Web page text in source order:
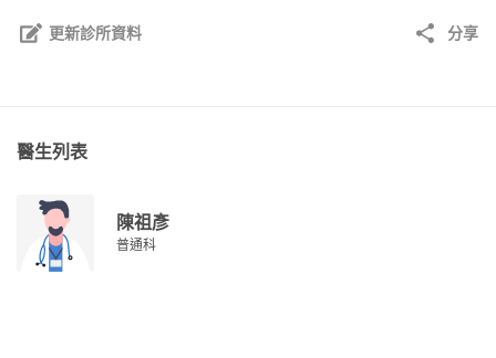
更新診所資料 分享
醫生列表
陳祖彥
普通科